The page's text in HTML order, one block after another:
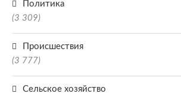
Политика
(3 309)
Происшествия
(3 777)
Сельское хозяйство